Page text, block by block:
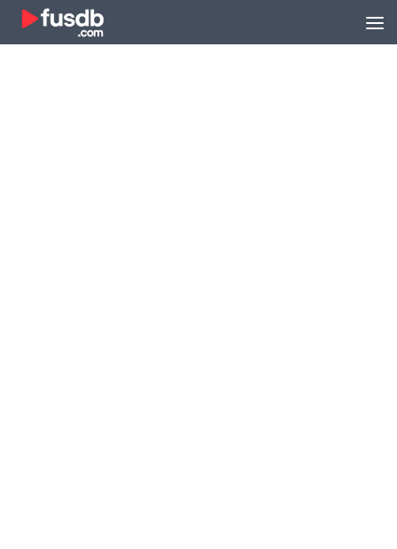
Zum Inhalt springen